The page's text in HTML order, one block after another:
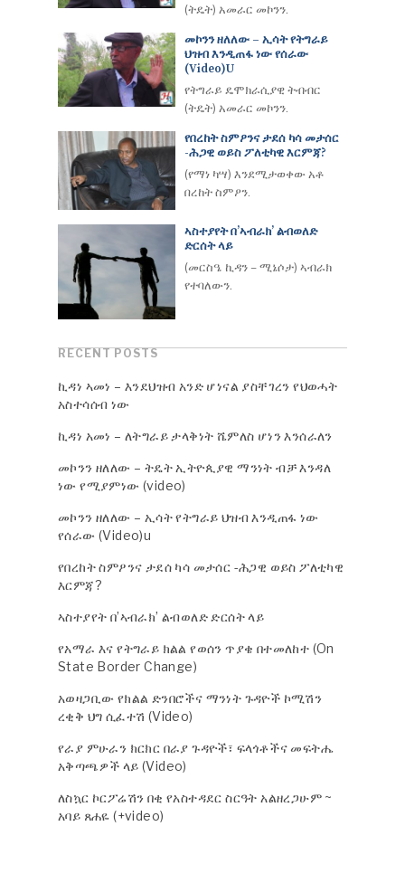
(ትዴት) አመራር መኮንን.
መኮንን ዘለለው – ኢሳት የትግራይ
ህዝብ እንዲጠፋ ነው የሰራው
(Video)u
የትግራይ ዴሞክራሲያዊ ትብብር
(ትዴት) አመራር መኮንን.
የበረከት ስምዖንና ታደሰ ካሳ መታሰር
-ሕጋዊ ወይስ ፖለቲካዊ እርምጃ?
(የማነ ካሣ) እንደሚታወቀው አቶ
በረከት ስምዖን.
ኣስተያየት በ’ኣብራክ’ ልብወለድ
ድርሰት ላይ
(መርስዔ ኪዳን – ሚኔሶታ) ኣብራክ
የተባለውን.
RECENT POSTS
ኪዳነ ኣመነ – እንደህዝብ አንድ ሆነናል ያስቸገረን የህወሓት
አስተሳሰብ ነው
ኪዳነ አመነ – ለትግራይ ታላቅነት ሼምለስ ሆነን እንሰራለን
መኮንን ዘለለው – ትዴት ኢትዮጲያዊ ማንነት ብቻ እንዳለ
ነው የሚያምነው (video)
መኮንን ዘለለው – ኢሳት የትግራይ ህዝብ እንዲጠፋ ነው
የሰራው (Video)u
የበረከት ስምዖንና ታደሰ ካሳ መታሰር -ሕጋዊ ወይስ ፖለቲካዊ
እርምጃ?
ኣስተያየት በ’ኣብራክ’ ልብወለድ ድርሰት ላይ
የአማራ እና የትግራይ ክልል የወሰን ጥያቄ በተመለከተ (On
State Border Change)
አወዛጋቢው የክልል ድንበሮችና ማንነት ጉዳዮች ኮሚሽን
ረቂቅ ህግ ሲፈተሽ (Video)
የራያ ምሁራን ክርክር በራያ ጉዳዮች፣ ፍላጎቶችና መፍትሔ
አቅጣጫዎች ላይ (Video)
ለስኳር ኮርፖሬሽን በቂ የአስተዳደር ስርዓት አልዘረጋሁም ~
አባይ ጸሐዬ (+video)